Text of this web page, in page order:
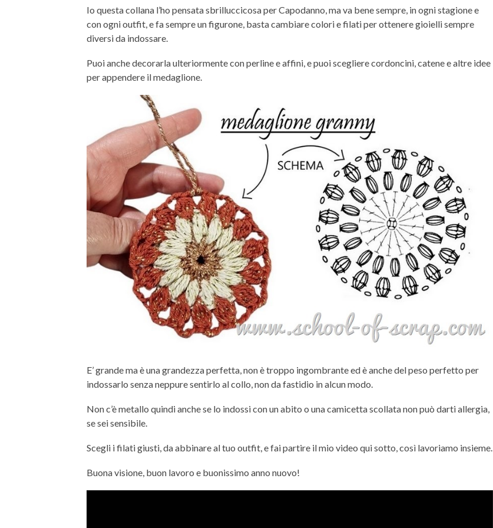
Io questa collana l’ho pensata sbrilluccicosa per Capodanno, ma va bene sempre, in ogni stagione e
con ogni outfit, e fa sempre un figurone, basta cambiare colori e filati per ottenere gioielli sempre
diversi da indossare.
Puoi anche decorarla ulteriormente con perline e affini, e puoi scegliere cordoncini, catene e altre idee
per appendere il medaglione.
E’ grande ma è una grandezza perfetta, non è troppo ingombrante ed è anche del peso perfetto per
indossarlo senza neppure sentirlo al collo, non da fastidio in alcun modo.
Non c’è metallo quindi anche se lo indossi con un abito o una camicetta scollata non può darti allergia,
se sei sensibile.
Scegli i filati giusti, da abbinare al tuo outfit, e fai partire il mio video qui sotto, così lavoriamo insieme.
Buona visione, buon lavoro e buonissimo anno nuovo!